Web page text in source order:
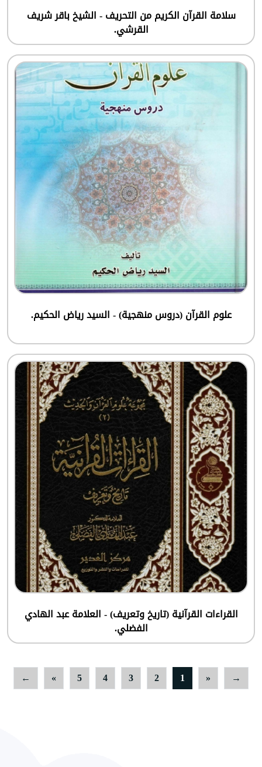
سلامة القرآن الكريم من التحريف - الشيخ باقر شريف
القرشي.
علوم القرآن (دروس منهجية) - السيد رياض الحكيم.
القراءات القرآنية (تاريخ وتعريف) - العلامة عبد الهادي
الفضلي.
→
«
1
2
3
4
5
»
←